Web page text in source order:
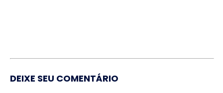
DEIXE SEU COMENTÁRIO